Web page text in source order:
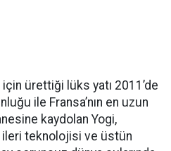
ürettiği lüks yatı 2011’de
ile Fransa’nın en uzun
kaydolan Yogi,
teknolojisi ve üstün